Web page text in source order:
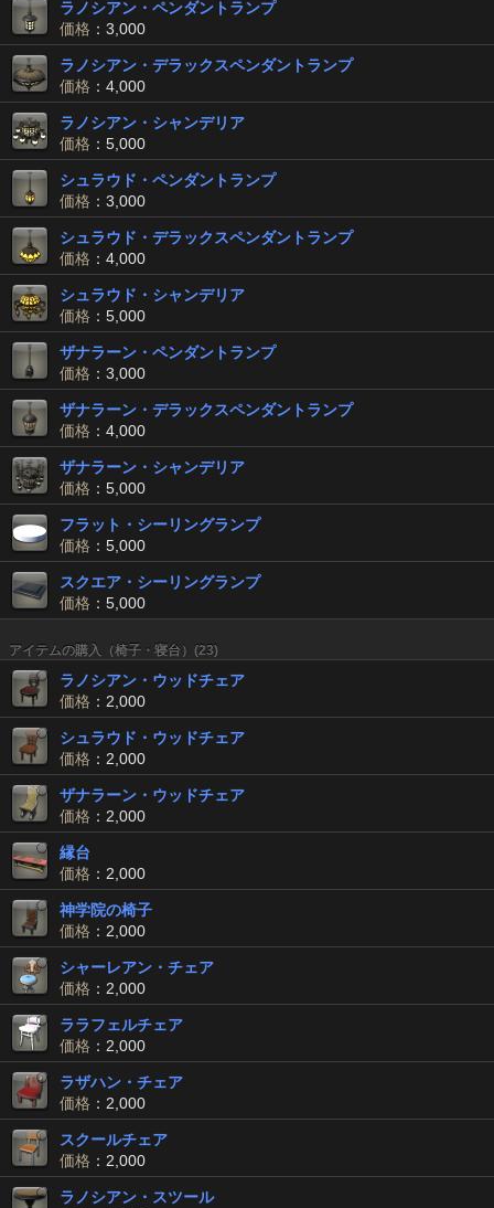
ラノシアン・ペンダントランプ
価格 ：3,000
ラノシアン・デラックスペンダントランプ
価格 ：4,000
ラノシアン・シャンデリア
価格 ：5,000
シュラウド・ペンダントランプ
価格 ：3,000
シュラウド・デラックスペンダントランプ
価格 ：4,000
シュラウド・シャンデリア
価格 ：5,000
ザナラーン・ペンダントランプ
価格 ：3,000
ザナラーン・デラックスペンダントランプ
価格 ：4,000
ザナラーン・シャンデリア
価格 ：5,000
フラット・シーリングランプ
価格 ：5,000
スクエア・シーリングランプ
価格 ：5,000
アイテムの購入（椅子・寝台）(23)
ラノシアン・ウッドチェア
価格 ：2,000
シュラウド・ウッドチェア
価格 ：2,000
ザナラーン・ウッドチェア
価格 ：2,000
縁台
価格 ：2,000
神学院の椅子
価格 ：2,000
シャーレアン・チェア
価格 ：2,000
ララフェルチェア
価格 ：2,000
ラザハン・チェア
価格 ：2,000
スクールチェア
価格 ：2,000
ラノシアン・スツール